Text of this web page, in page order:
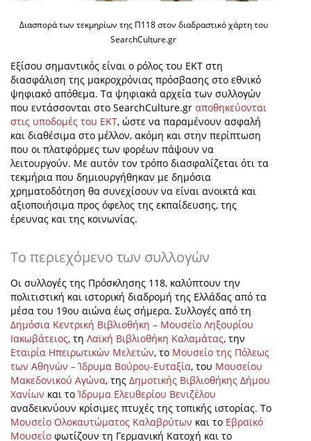
Διασπορά των τεκμηρίων της Π118 στον διαδραστικό χάρτη του
SearchCulture.gr
Εξίσου σημαντικός είναι ο ρόλος του ΕΚΤ στη
διασφάλιση της μακροχρόνιας πρόσβασης στο εθνικό
ψηφιακό απόθεμα. Τα ψηφιακά αρχεία των συλλογών
που εντάσσονται στο SearchCulture.gr αποθηκεύονται
στις υποδομές του ΕΚΤ, ώστε να παραμένουν ασφαλή
και διαθέσιμα στο μέλλον, ακόμη και στην περίπτωση
που οι πλατφόρμες των φορέων πάψουν να
λειτουργούν. Με αυτόν τον τρόπο διασφαλίζεται ότι τα
τεκμήρια που δημιουργήθηκαν με δημόσια
χρηματοδότηση θα συνεχίσουν να είναι ανοικτά και
αξιοποιήσιμα προς όφελος της εκπαίδευσης, της
έρευνας και της κοινωνίας.
Το περιεχόμενο των συλλογών
Οι συλλογές της Πρόσκλησης 118, καλύπτουν την
πολιτιστική και ιστορική διαδρομή της Ελλάδας από τα
μέσα του 19ου αιώνα έως σήμερα. Συλλογές από τη
Δημόσια Κεντρική Βιβλιοθήκη – Μουσείο Ληξουρίου
Ιακωβάτειος, τη Λαϊκή Βιβλιοθήκη Καλαμάτας, την
Εταιρία Ηπειρωτικών Μελετών, το Μουσείο της Πόλεως
των Αθηνών – Ίδρυμα Βούρου-Ευταξία, του Μουσείου
Μακεδονικού Αγώνα, της Δημοτικής Βιβλιοθήκης Δήμου
Χανίων και τοΊδρυμα Ελευθερίου Βενιζέλου
αναδεικνύουν κρίσιμες πτυχές της τοπικής ιστορίας. Το
Μουσείο Ολοκαυτώματος Καλαβρύτων και το Εβραϊκό
Μουσείο φωτίζουν τη Γερμανική Κατοχή και το